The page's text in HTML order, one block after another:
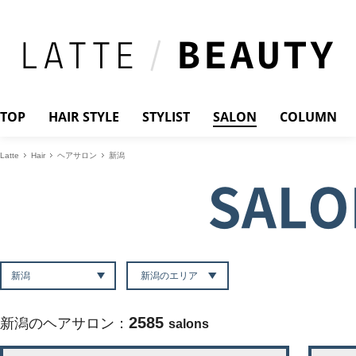
TOP HAIR STYLE STYLIST SALON COLUMN
Latte Hair ヘアサロン 新潟
新潟のエリア
新潟のヘアサロン： 2585 salons